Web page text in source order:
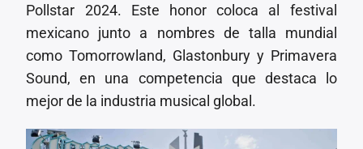
Pollstar 2024. Este honor coloca al festival
mexicano junto a nombres de talla mundial
como Tomorrowland, Glastonbury y Primavera
Sound, en una competencia que destaca lo
mejor de la industria musical global.